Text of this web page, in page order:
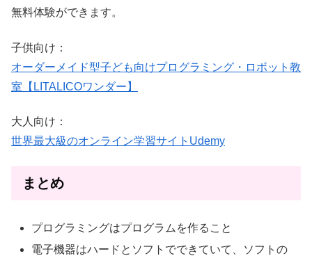
無料体験ができます。
子供向け：
オーダーメイド型子ども向けプログラミング・ロボット教
室【LITALICOワンダー】
大人向け：
世界最大級のオンライン学習サイトUdemy
まとめ
プログラミングはプログラムを作ること
電子機器はハードとソフトでできていて、ソフトの